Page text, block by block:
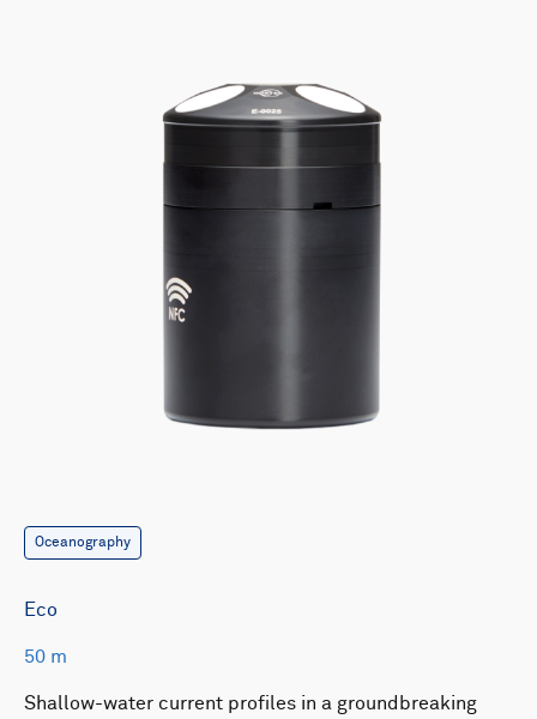
Oceanography
Eco
50 m
Shallow-water current profiles in a groundbreaking